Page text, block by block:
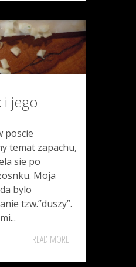
i jego
poscie
temat zapachu,
sie po
Moja
bylo
tzw.”duszy”.
READ MORE